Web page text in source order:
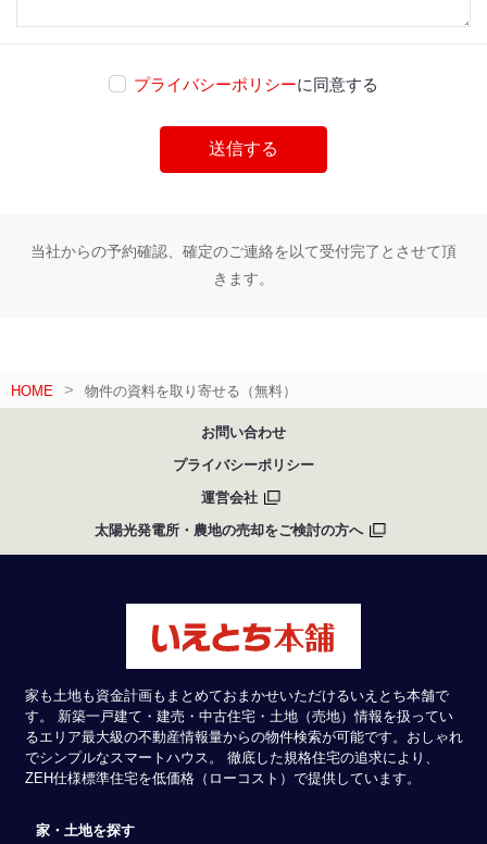
プライバシーポリシーに同意する
当社からの予約確認、確定のご連絡を以て受付完了とさせて頂
きます。
HOME 物件の資料を取り寄せる（無料）
お問い合わせ
プライバシーポリシー
運営会社
太陽光発電所・農地の売却をご検討の方へ
家も土地も資金計画もまとめておまかせいただけるいえとち本舗で
す。 新築一戸建て・建売・中古住宅・土地（売地）情報を扱ってい
るエリア最大級の不動産情報量からの物件検索が可能です。おしゃれ
でシンプルなスマートハウス。 徹底した規格住宅の追求により、
ZEH仕様標準住宅を低価格（ローコスト）で提供しています。
家・土地を探す